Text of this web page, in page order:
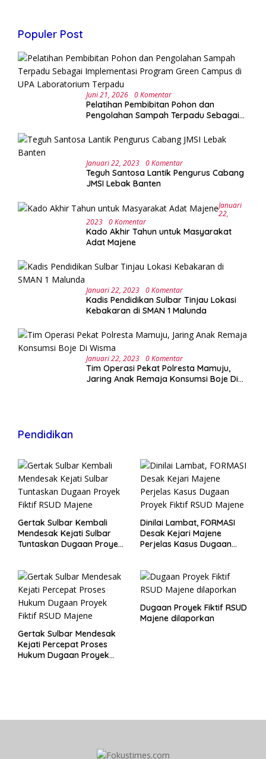
Populer Post
Juni 21, 2026 0 Komentar
Pelatihan Pembibitan Pohon dan
Pengolahan Sampah Terpadu Sebagai
UPA Laboratorium Terpadu
Januari 22, 2023 0 Komentar
Teguh Santosa Lantik Pengurus Cabang
JMSI Lebak Banten
Januari
22,
2023 0 Komentar
Kado Akhir Tahun untuk Masyarakat
Adat Majene
Januari 22, 2023 0 Komentar
Kadis Pendidikan Sulbar Tinjau Lokasi
Kebakaran di SMAN 1 Malunda
Januari 22, 2023 0 Komentar
Tim Operasi Pekat Polresta Mamuju,
Jaring Anak Remaja Konsumsi Boje Di
Pendidikan
Gertak Sulbar Kembali
Mendesak Kejati Sulbar
Tuntaskan Dugaan Proyek
Dinilai Lambat, FORMASI
Desak Kejari Majene
Perjelas Kasus Dugaan
Gertak Sulbar Mendesak
Kejati Percepat Proses
Hukum Dugaan Proyek
Dugaan Proyek Fiktif RSUD
Majene dilaporkan